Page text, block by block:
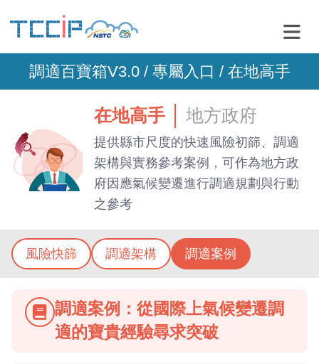
調適百寶箱V3.0 / 專屬入口 / 在地高手
在地高手 地方政府
提供縣市尺度的快速風險初篩、調適
架構與實務參考案例，可作為地方政
府因應氣候變遷進行調適規劃與行動
之參考
風險快篩 調適架構 調適案例
調適案例：從國際上氣候變遷調
適的寶貴經驗尋求突破